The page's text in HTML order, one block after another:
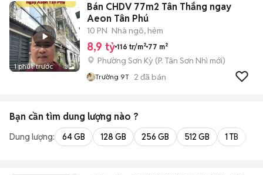
1 phút trước 3
Bán CHDV 77m2 Tân Thắng ngay
Aeon Tân Phú
10 PN Nhà ngõ, hẻm
8,9 tỷ 116 tr/m² 77 m²
Phường Sơn Kỳ (P. Tân Sơn Nhì mới)
Trường 9T 2 đã bán
Bạn cần tìm dung lượng nào ?
Dung lượng: 64 GB 128 GB 256 GB 512 GB 1 TB